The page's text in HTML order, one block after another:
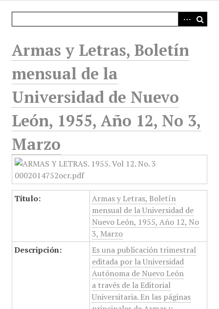
Armas y Letras, Boletín
mensual de la
Universidad de Nuevo
León, 1955, Año 12, No 3,
Marzo
Título:
Armas y Letras, Boletín
mensual de la Universidad de
Nuevo León, 1955, Año 12, No
3, Marzo
Descripción:
Es una publicación trimestral
editada por la Universidad
Autónoma de Nuevo León
a través de la Editorial
Universitaria. En las páginas